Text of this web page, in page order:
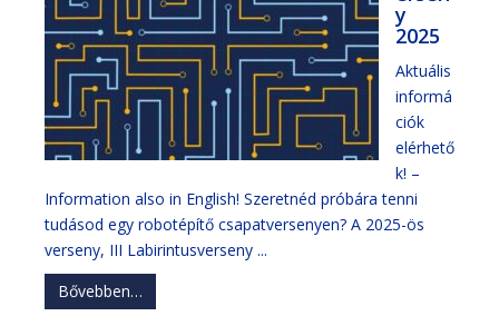
y
2025
Aktuális
informá
ciók
elérhető
k! –
Information also in English! Szeretnéd próbára tenni
tudásod egy robotépítő csapatversenyen? A 2025-ös
verseny, III Labirintusverseny ...
Bővebben…